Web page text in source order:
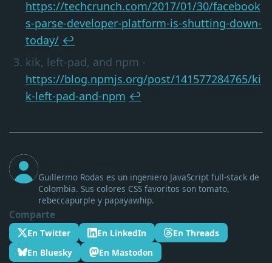
https://techcrunch.com/2017/01/30/facebook
s-parse-developer-platform-is-shutting-down-
today/ ↩
kik, left-pad, and npm -
https://blog.npmjs.org/post/141577284765/ki
k-left-pad-and-npm ↩
Guillermo Rodas es un ingeniero JavaScript full-stack de
Colombia. Sus colores CSS favoritos son tomato,
rebeccapurple y papayawhip.
Comparte
En Twitter En LinkedIn
En Threads
En Bluesky
En Mastodon